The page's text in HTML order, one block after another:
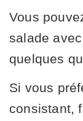
Vous
salade
quelques
Si vous
consistant,